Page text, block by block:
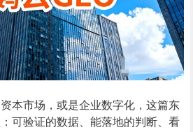
本市场，或是企业数字化，这篇东
可验证的数据、能落地的判断、看